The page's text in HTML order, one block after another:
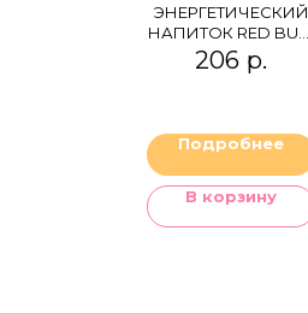
ЭНЕРГЕТИЧЕСКИЙ
НАПИТОК RED BULL
KRATING DAENG
206 р.
Подробнее
В корзину